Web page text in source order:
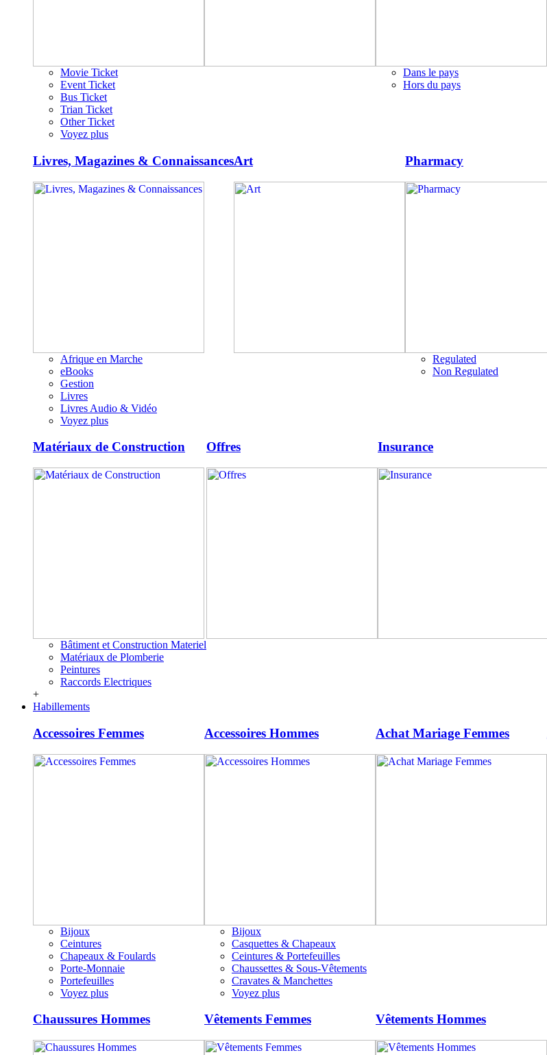
Movie Ticket
Event Ticket
Bus Ticket
Trian Ticket
Other Ticket
Voyez plus
Dans le pays
Hors du pays
Livres, Magazines & Connaissances
Afrique en Marche
eBooks
Gestion
Livres
Livres Audio & Vidéo
Voyez plus
Art Pharmacy
Regulated
Non Regulated
Matériaux de Construction
Bâtiment et Construction Materiel
Matériaux de Plomberie
Peintures
Raccords Electriques
Offres Insurance
+
Habillements
Accessoires Femmes
Bijoux
Ceintures
Chapeaux & Foulards
Porte-Monnaie
Portefeuilles
Voyez plus
Accessoires Hommes
Bijoux
Casquettes & Chapeaux
Ceintures & Portefeuilles
Chaussettes & Sous-Vêtements
Cravates & Manchettes
Voyez plus
Achat Mariage Femmes
Chaussures Hommes Vêtements Femmes Vêtements Hommes